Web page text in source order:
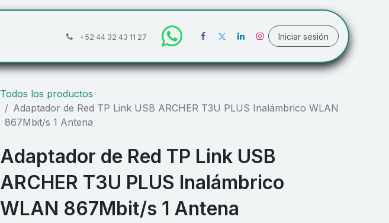
+52 44 32 43 11 27 Iniciar sesión
Todos los productos
Adaptador de Red TP Link USB ARCHER T3U PLUS Inalámbrico WLAN
867Mbit/s 1 Antena
Adaptador de Red TP Link USB
ARCHER T3U PLUS Inalámbrico
WLAN 867Mbit/s 1 Antena